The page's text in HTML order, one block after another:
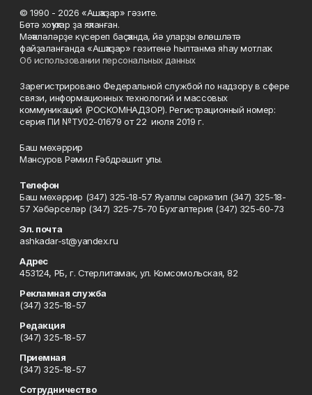
© 1990 - 2026 «Ашҡаҙар» гәзите.
Бөтә хоҡуҡтар ҙа яҡланған.
Мәҡәләләрҙе күсереп баҫҡанда, йә уларҙы өлөшләтә
файҙаланғанда «Ашҡаҙар» гәзитенә һылтанма яһау мотлаҡ.
Об использовании персональных данных
Зарегистрировано Федеральной службой по надзору в сфере
связи, информационных технологий и массовых
коммуникаций (РОСКОМНАДЗОР). Регистрационный номер:
серия ПИ №ТУ02-01679 от 22 июля 2019 г.
Баш мөхәррир
Мансуров Рәмил Ғәбдрәшит улы.
Телефон
Баш мөхәррир (347) 325-18-57 Яуаплы сәркәтип (347) 325-18-
57 Хәбәрселәр (347) 325-75-70 Бухгалтерия (347) 325-60-73
Эл. почта
ashkadar-st@yandex.ru
Адрес
453124, РБ, г. Стерлитамак, ул. Комсомольская, 82
Рекламная служба
(347) 325-18-57
Редакция
(347) 325-18-57
Приемная
(347) 325-18-57
Сотрудничество